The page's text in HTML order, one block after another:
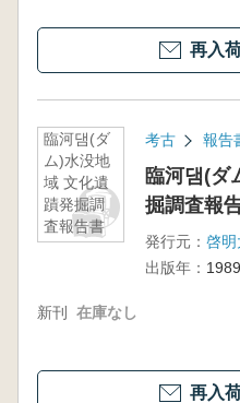
再入
臨河댐(ダ
ム)水没地
域 文化遺
蹟発掘調
査報告書
(3)
考古 報告
臨河댐(ダ
掘調査報
発行元：
出版年：
新刊 在庫なし
再入